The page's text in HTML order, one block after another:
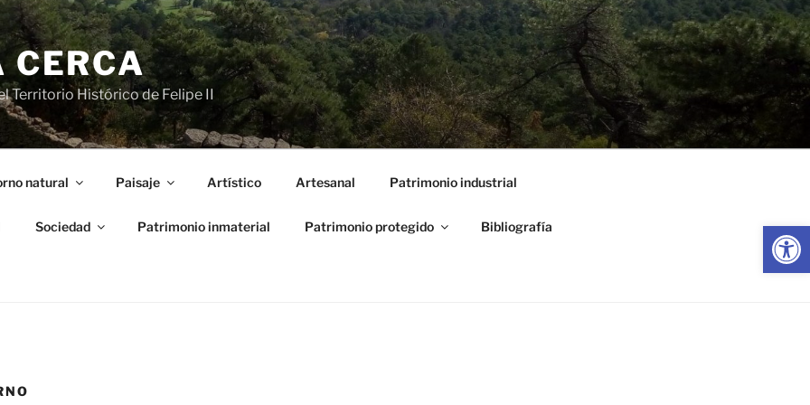
Abrir
CERCA
Territorio Histórico de Felipe II
natural Paisaje Artístico Artesanal Patrimonio industrial
Sociedad Patrimonio inmaterial Patrimonio protegido Bibliografía